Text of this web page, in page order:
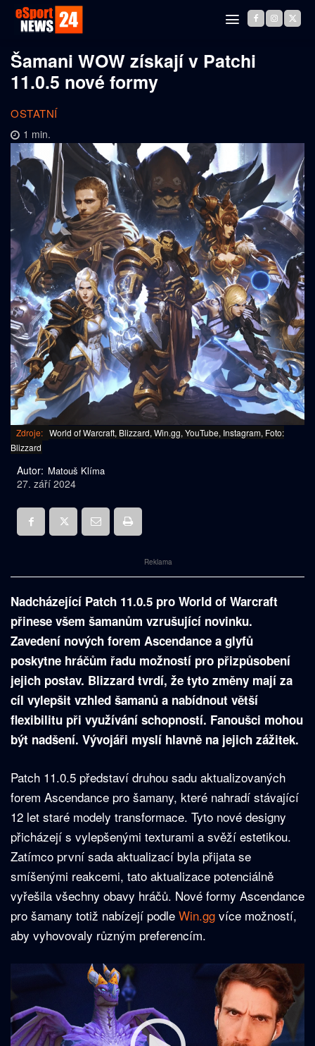
Šamani WOW získají v Patchi
11.0.5 nové formy
OSTATNÍ
1 min.
Zdroje: World of Warcraft, Blizzard, Win.gg, YouTube, Instagram, Foto:
Blizzard
Autor: Matouš Klíma
27. září 2024
Reklama
Nadcházející Patch 11.0.5 pro World of Warcraft
přinese všem šamanům vzrušující novinku.
Zavedení nových forem Ascendance a glyfů
poskytne hráčům řadu možností pro přizpůsobení
jejich postav. Blizzard tvrdí, že tyto změny mají za
cíl vylepšit vzhled šamanů a nabídnout větší
flexibilitu při využívání schopností. Fanoušci mohou
být nadšení. Vývojáři myslí hlavně na jejich zážitek.
Patch 11.0.5 představí druhou sadu aktualizovaných
forem Ascendance pro šamany, které nahradí stávající
12 let staré modely transformace. Tyto nové designy
přicházejí s vylepšenými texturami a svěží estetikou.
Zatímco první sada aktualizací byla přijata se
smíšenými reakcemi, tato aktualizace potenciálně
vyřešila všechny obavy hráčů. Nové formy Ascendance
pro šamany totiž nabízejí podle Win.gg více možností,
aby vyhovovaly různým preferencím.